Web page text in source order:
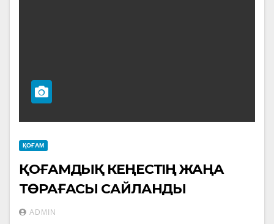
ҚОҒАМ
ҚОҒАМДЫҚ КЕҢЕСТІҢ ЖАҢА
ТӨРАҒАСЫ САЙЛАНДЫ
ADMIN